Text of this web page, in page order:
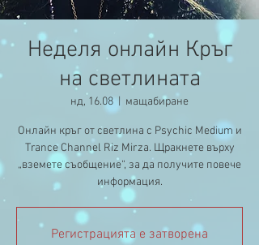
Неделя онлайн Кръг
на светлината
нд, 16.08
  |
мащабиране
Онлайн кръг от светлина с Psychic Medium и
Trance Channel Riz Mirza. Щракнете върху
„вземете съобщение“, за да получите повече
информация.
Регистрацията е затворена